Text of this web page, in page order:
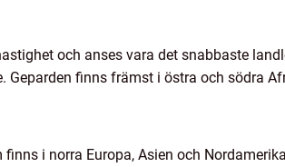
och anses vara det snabbaste
Geparden finns främst i östra och södra
i norra Europa, Asien och